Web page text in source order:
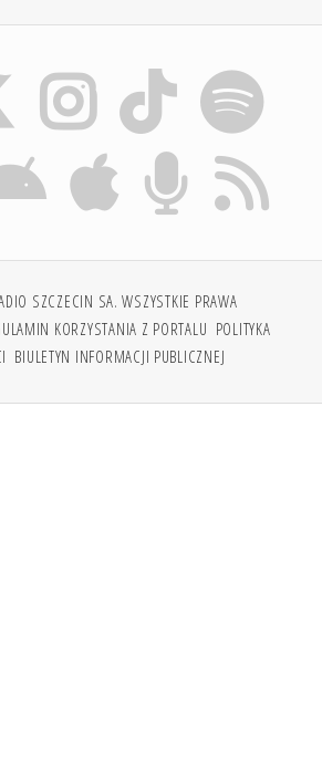
SZCZECIN SA. WSZYSTKIE PRAWA
KORZYSTANIA Z PORTALU POLITYKA
BIULETYN INFORMACJI PUBLICZNEJ